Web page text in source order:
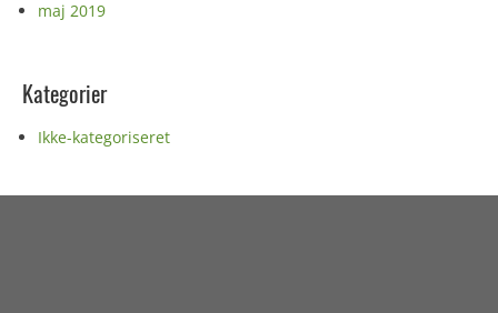
maj 2019
Kategorier
Ikke-kategoriseret